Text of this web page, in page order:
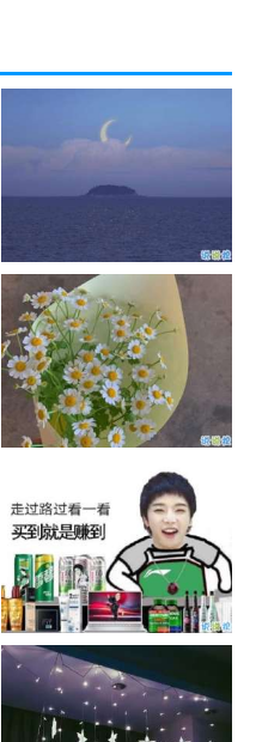
晚安励志语录带图片 晚安心语
励志鸡汤
晒风景照的唯美说说配图 适合
发风景的朋友圈文案
抖音摆地摊文案 摆地摊的搞笑
说说带图片